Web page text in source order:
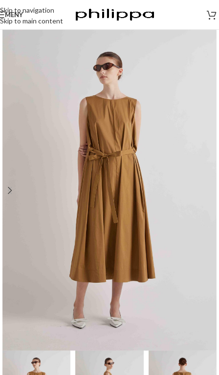
Skip to navigation
Skip to main content
MENY